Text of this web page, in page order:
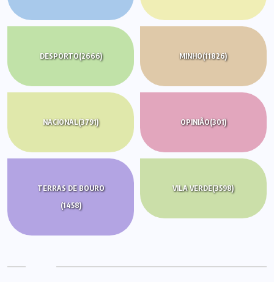
DESPORTO(2666) MINHO(11826)
NACIONAL(3791) OPINIÃO(301)
TERRAS DE BOURO
(1458)
VILA VERDE(3598)